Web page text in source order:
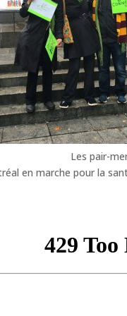
Les pair-
en marche pour la